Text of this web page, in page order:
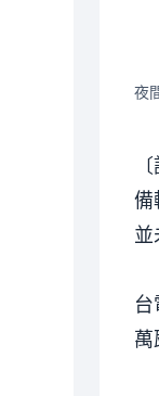
夜
備
並
萬